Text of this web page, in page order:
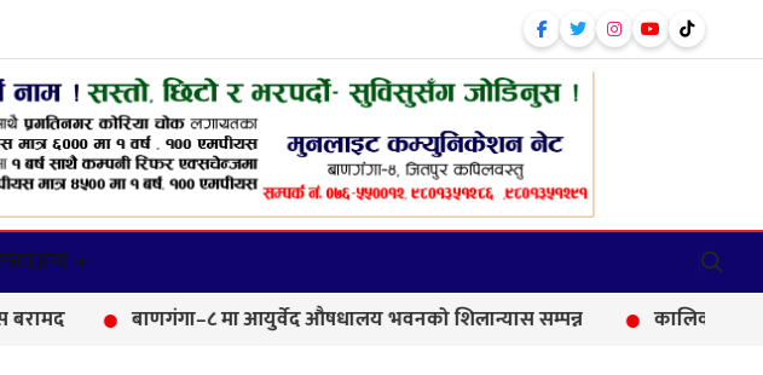
अन्य +
बाणगंगा–८ मा आयुर्वेद औषधालय भवनको शिलान्यास सम्पन्न कालिकामा आफन्त भर्तीको